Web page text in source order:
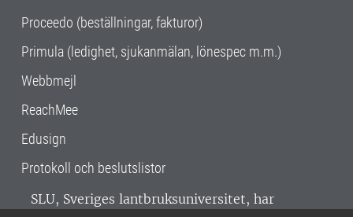
Proceedo (beställningar, fakturor)
Primula (ledighet, sjukanmälan, lönespec m.m.)
Webbmejl
ReachMee
Edusign
Protokoll och beslutslistor
SLU, Sveriges lantbruksuniversitet, har